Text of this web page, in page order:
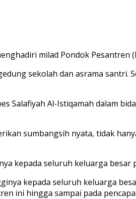
milad Pondok Pesantren
sekolah dan asrama santri.
Al-Istiqamah dalam
sumbangsih nyata, tidak
kepada seluruh keluarga besar
kepada seluruh keluarga
ini hingga sampai pada